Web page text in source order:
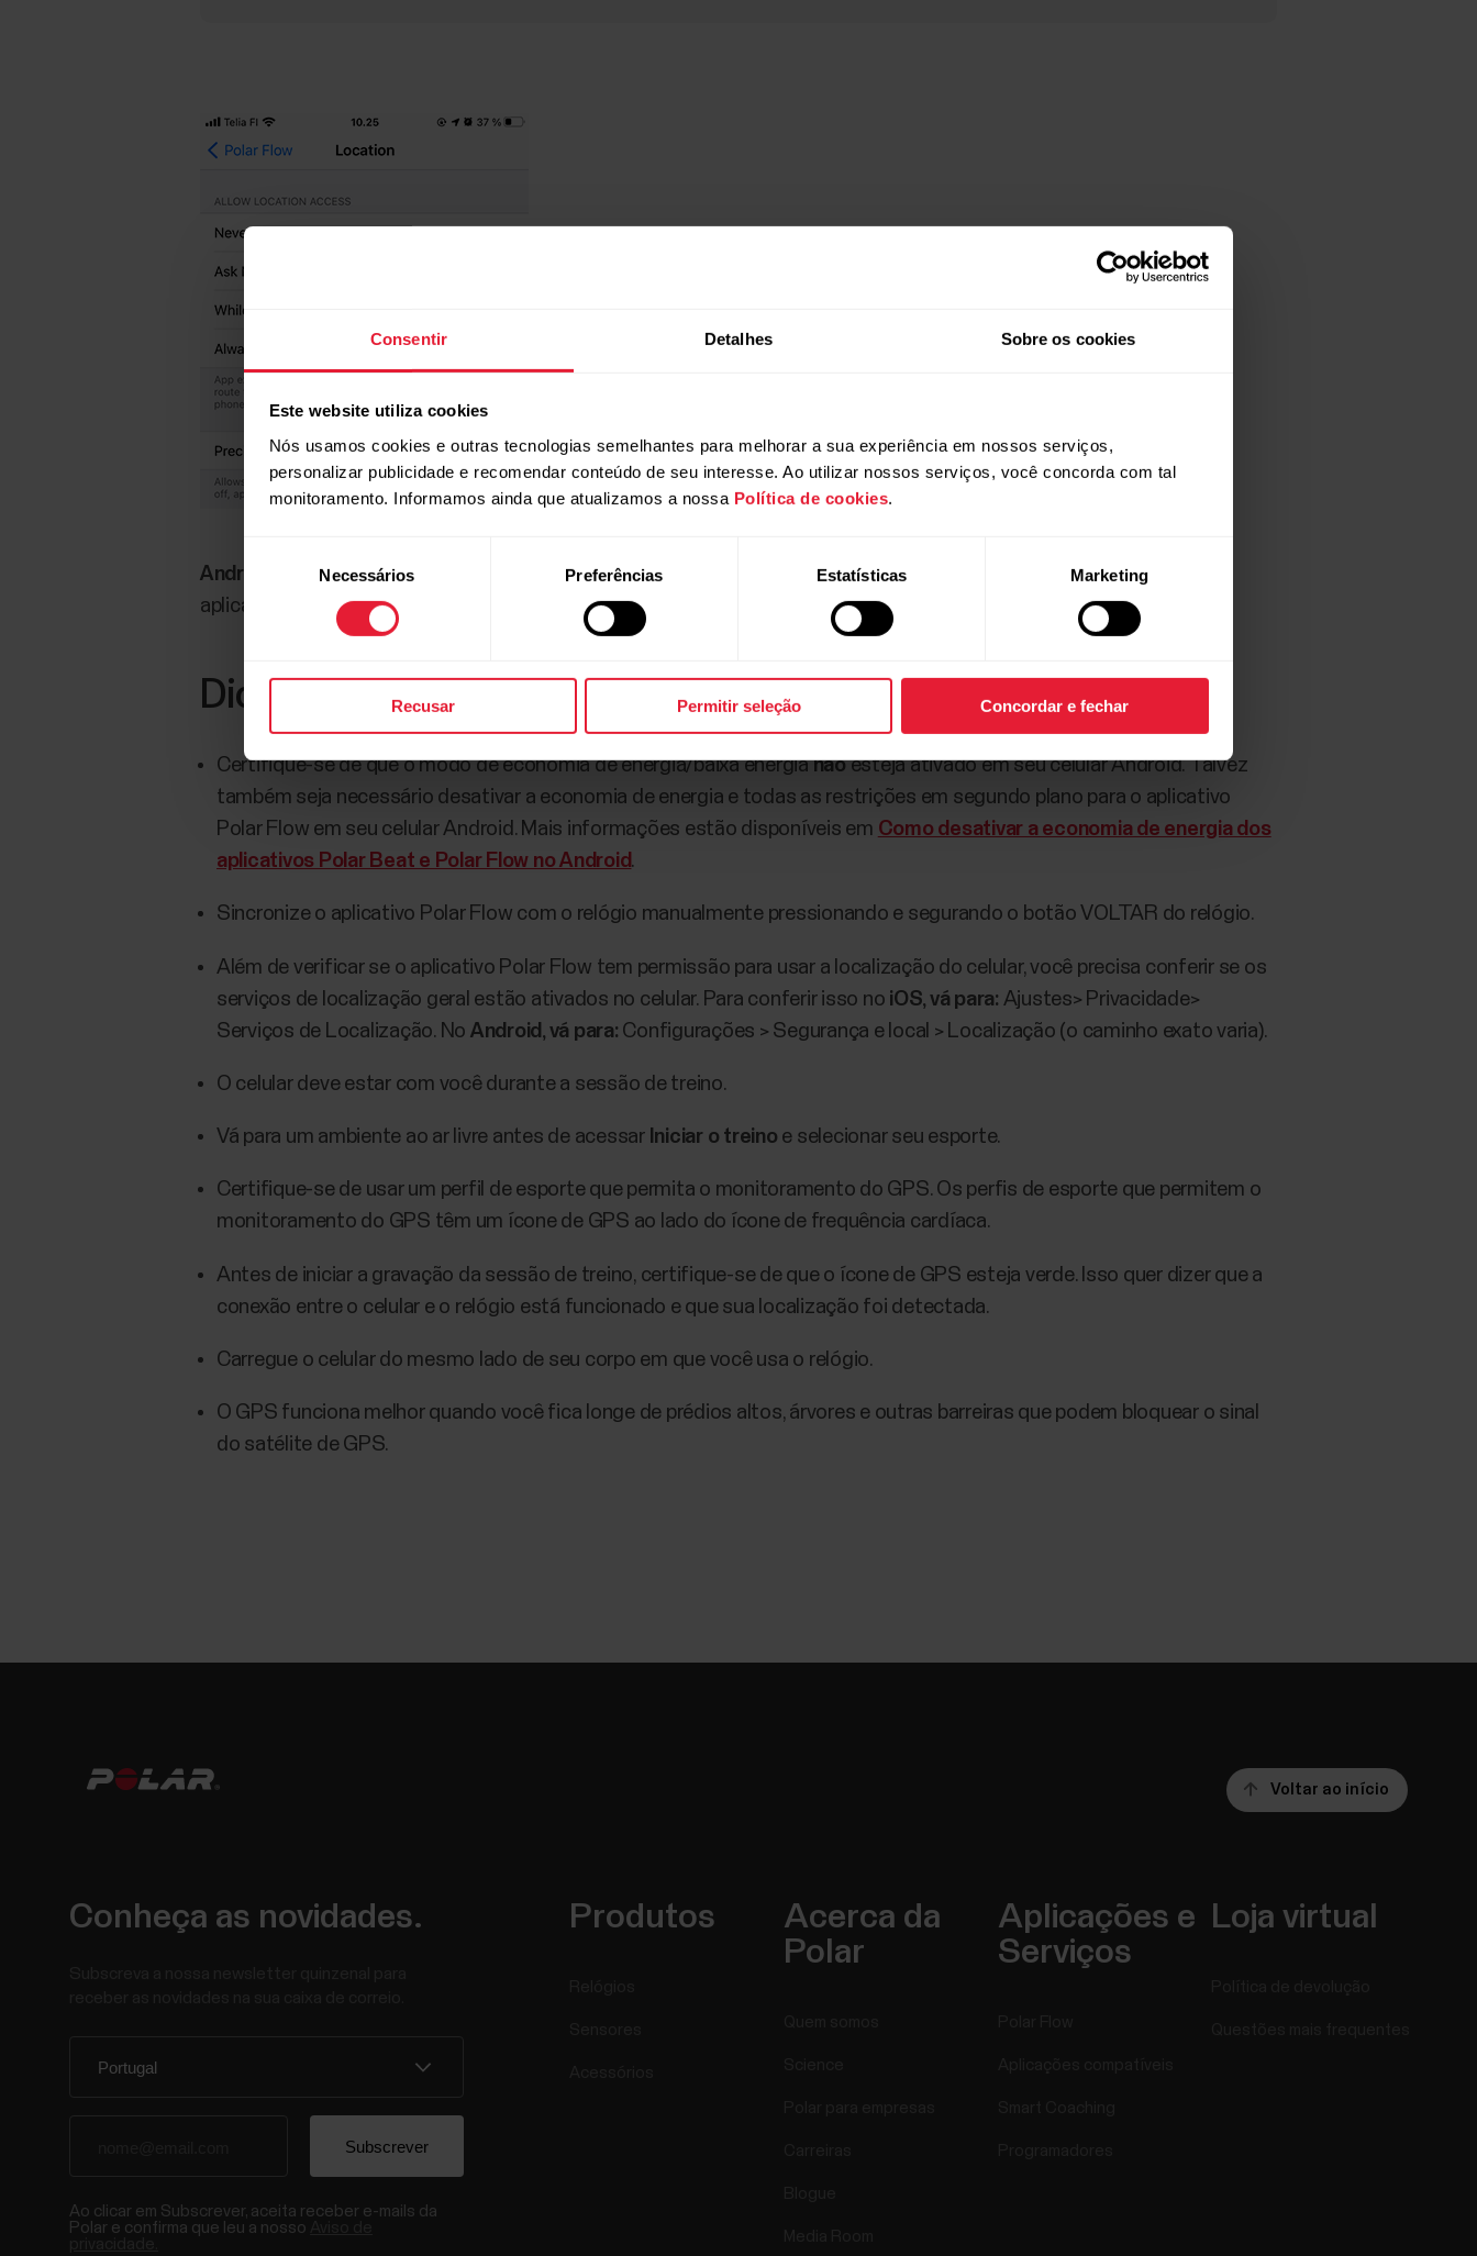
Consentir Detalhes Sobre os cookies
Este website utiliza cookies
Nós usamos cookies e outras tecnologias semelhantes para melhorar a sua experiência em nossos serviços,
personalizar publicidade e recomendar conteúdo de seu interesse. Ao utilizar nossos serviços, você concorda com tal
monitoramento. Informamos ainda que atualizamos a nossa Política de cookies.
consentimento
Necessários Preferências Estatísticas Marketing
Recusar Permitir seleção Concordar e fechar
Android:
Vá para Configurações e procure por Permissões de aplicativo. Conceda a permissão de localização para o
aplicativo Polar Flow. Em alguns celulares Android, o caminho é Configurações > Apps e notificações > Permissões.
Dicas adicionais para melhorar a gravação do GPS
Certifique-se de que o modo de economia de energia/baixa energianãoesteja ativado em seu celular Android. Talvez
também seja necessário desativar a economia de energia e todas as restrições em segundo plano para o aplicativo
Polar Flow em seu celular Android. Mais informações estão disponíveis em Como desativar a economia de energia dos
aplicativos Polar Beat e Polar Flow no Android.
Sincronize o aplicativo Polar Flow com o relógio manualmente pressionando e segurando o botão VOLTAR do relógio.
Além de verificar se o aplicativo Polar Flow tem permissão para usar a localização do celular, você precisa conferir se os
serviços de localização geral estão ativados no celular. Para conferir isso no iOS, vá para: Ajustes> Privacidade>
Serviços de Localização. No Android, vá para: Configurações > Segurança e local > Localização (o caminho exato varia).
O celular deve estar com você durante a sessão de treino.
Vá para um ambiente ao ar livre antes de acessar Iniciar o treino e selecionar seu esporte.
Certifique-se de usar um perfil de esporte que permita o monitoramento do GPS. Os perfis de esporte que permitem o
monitoramento do GPS têm um ícone de GPS ao lado do ícone de frequência cardíaca.
Antes de iniciar a gravação da sessão de treino, certifique-se de que o ícone de GPS esteja verde. Isso quer dizer que a
conexão entre o celular e o relógio está funcionado e que sua localização foi detectada.
Carregue o celular do mesmo lado de seu corpo em que você usa o relógio.
O GPS funciona melhor quando você fica longe de prédios altos, árvores e outras barreiras que podem bloquear o sinal
do satélite de GPS.
Voltar ao início
Conheça as novidades.
Ao clicar em Subscrever, aceita receber e-mails da
Polar e confirma que leu a nosso
Produtos
Acerca da
Polar
Aplicações e
Serviços
Loja virtual